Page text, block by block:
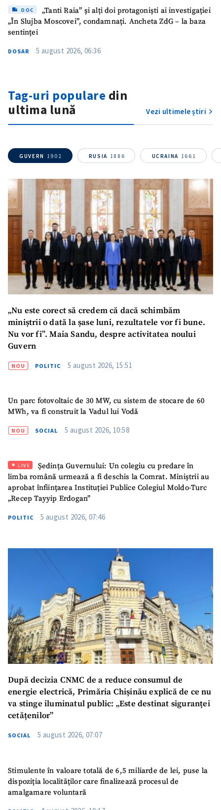
SUSȚINE
DOC
„Tanti Raia” și alți doi protagoniști ai investigației
„În Slujba Moscovei”, condamnați. Ancheta ZdG – la baza
sentinței
DOSAR 5 august 2026, 06:36
Tag-uri populare din
ultima lună
Vezi ultimele știri
GUVERN 1902 RUSIA 1886 UCRAINA 1661
„Nu este corect să credem că dacă schimbăm
miniștrii o dată la șase luni, rezultatele vor fi bune.
Nu vor fi”. Maia Sandu, despre activitatea noului
Guvern
NOU POLITIC 5 august 2026, 15:51
Un parc fotovoltaic de 30 MW, cu sistem de stocare de 60
MWh, va fi construit la Vadul lui Vodă
NOU SOCIAL 5 august 2026, 10:58
LIVE
Ședința Guvernului: Un colegiu cu predare în
limba română urmează a fi deschis la Comrat. Miniștrii au
aprobat înființarea Instituției Publice Colegiul Moldo-Turc
„Recep Tayyip Erdogan”
POLITIC 5 august 2026, 07:46
După decizia CNMC de a reduce consumul de
energie electrică, Primăria Chișinău explică de ce nu
va stinge iluminatul public: „Este destinat siguranței
cetățenilor”
SOCIAL 5 august 2026, 07:07
Stimulente în valoare totală de 6,5 miliarde de lei, puse la
dispoziția localităților care finalizează procesul de
amalgamare voluntară
ȘTIREA MEA
Titlu știre
+ Adaugă titlu
Fotografie
+ Încarcă imagine
Link media+ Link media
Mesajul știrei
+ Mesajul știrei
Sursă anonimă
Email+ Emailul meu
Am citit și sunt de
acord cupolitica de
confidențialitate.